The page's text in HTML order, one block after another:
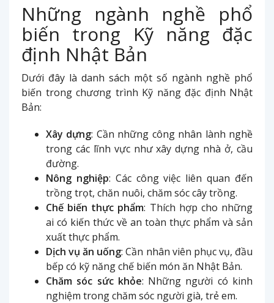
Những ngành nghề phổ
biến trong Kỹ năng đặc
định Nhật Bản
Dưới đây là danh sách một số ngành nghề phổ
biến trong chương trình Kỹ năng đặc định Nhật
Bản:
Xây dựng: Cần những công nhân lành nghề
trong các lĩnh vực như xây dựng nhà ở, cầu
đường.
Nông nghiệp: Các công việc liên quan đến
trồng trọt, chăn nuôi, chăm sóc cây trồng.
Chế biến thực phẩm: Thích hợp cho những
ai có kiến thức về an toàn thực phẩm và sản
xuất thực phẩm.
Dịch vụ ăn uống: Cần nhân viên phục vụ, đầu
bếp có kỹ năng chế biến món ăn Nhật Bản.
Chăm sóc sức khỏe: Những người có kinh
nghiệm trong chăm sóc người già, trẻ em.